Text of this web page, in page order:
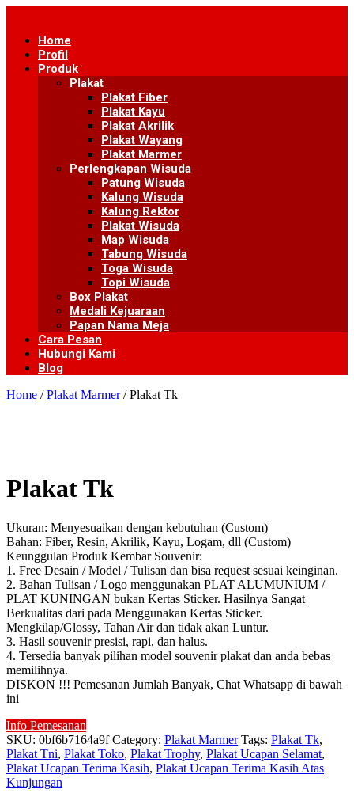
contentHome
Profil
Produk
Plakat
Plakat Fiber
Plakat Kayu
Plakat Akrilik
Plakat Wayang
Plakat Marmer
Perlengkapan Wisuda
Patung Wisuda
Kalung Wisuda
Kalung Rektor
Plakat Wisuda
Map Wisuda
Tabung Wisuda
Toga Wisuda
Topi Wisuda
Box Plakat
Medali Kejuaraan
Papan Nama Meja
Cara Pesan
Hubungi Kami
Blog
Home /Plakat Marmer/ Plakat Tk
Plakat Tk
Ukuran: Menyesuaikan dengan kebutuhan (Custom)
Bahan: Fiber, Resin, Akrilik, Kayu, Logam, dll (Custom)
Keunggulan Produk Kembar Souvenir:
1. Free Desain / Model / Tulisan dan bisa request sesuai keinginan.
2. Bahan Tulisan / Logo menggunakan PLAT ALUMUNIUM /
PLAT KUNINGAN bukan Kertas Sticker. Hasilnya Sangat
Berkualitas dari pada Menggunakan Kertas Sticker.
Mengkilap/Glossy, Tahan Air dan tidak akan Luntur.
3. Hasil souvenir presisi, rapi, dan halus.
4. Tersedia banyak pilihan model souvenir plakat dan anda bebas
memilihnya.
DISKON !!! Pemesanan Jumlah Banyak, Chat Whatsapp di bawah
ini
Info Pemesanan
SKU: 0bf6b7164a9f Category: Plakat Marmer Tags: Plakat Tk,
Plakat Tni, Plakat Toko, Plakat Trophy, Plakat Ucapan Selamat,
Plakat Ucapan Terima Kasih, Plakat Ucapan Terima Kasih Atas
Kunjungan